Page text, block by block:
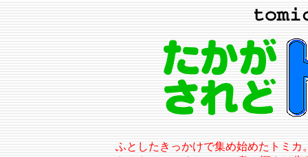
ふとしたきっかけで集め始めたトミ